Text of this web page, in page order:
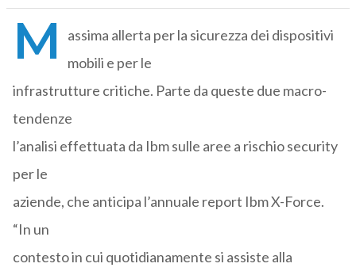
M
assima allerta per la sicurezza dei dispositivi
mobili e per le
infrastrutture critiche. Parte da queste due macro-
tendenze
l’analisi effettuata da Ibm sulle aree a rischio security
per le
aziende, che anticipa l’annuale report Ibm X-Force.
“In un
contesto in cui quotidianamente si assiste alla